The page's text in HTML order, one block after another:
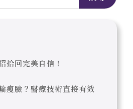
回完美自信！
瘦臉？醫療技術直接有效